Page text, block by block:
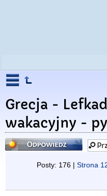
Grecja -
wakacyjny -
Odpowiedz
Posty: 176 | Strona